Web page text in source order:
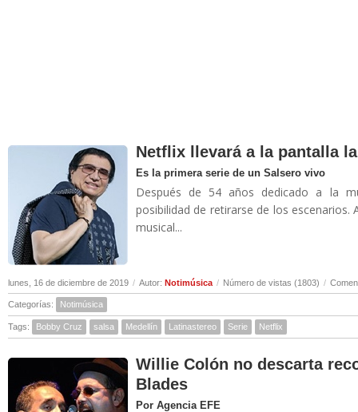
Netflix llevará a la pantalla
Es la primera serie de un Salsero vivo
Después de 54 años dedicado a la
posibilidad de retirarse de los
musical...
lunes, 16 de diciembre de 2019 / Autor: Notimúsica / Número de vistas (1803) /
Categorías: Notimúsica
Tags: Bobby Cruz salsa Medellín Latinastereo Serie Netflix
Willie Colón no descarta
Blades
Por Agencia EFE